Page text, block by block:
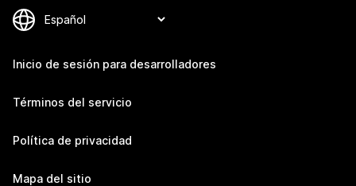
Inicio de sesión para desarrolladores
Términos del servicio
Política de privacidad
Mapa del sitio